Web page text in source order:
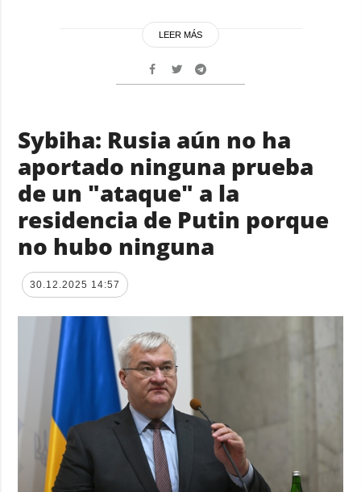
LEER MÁS
Sybiha: Rusia aún no ha
aportado ninguna prueba
de un "ataque" a la
residencia de Putin porque
no hubo ninguna
30.12.2025 14:57